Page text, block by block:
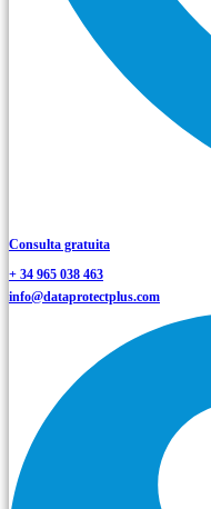
Consulta gratuita
+ 34 965 038 463
info@dataprotectplus.com